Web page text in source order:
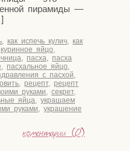
пира­ми­ды —
, как испечь кулич, как
куринное яйцо,
, пасха, пасха
, пасхальное яйцо,
с пасхой,
, рецепт, рецепт
руками, секрет,
яйца, украшаем
руками, украшение
коментарии (0)